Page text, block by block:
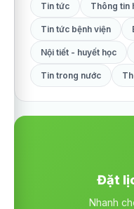
Tin tức Thông tin
Tin tức bệnh viện
Nội tiết - huyết học
Tin trong nước
Đặt
Nhanh